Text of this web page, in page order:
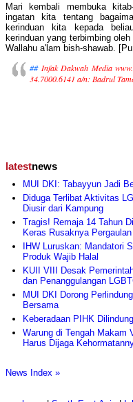
Mari kembali membuka
ingatan kita tentang
kerinduan kita kepada
kerinduan yang terbimbing
Wallahu a'lam bish-shawab.
## Infak Dakwah Media
34.7000.6141 a/n: Badrul
latestnews
MUI DKI: Tabayyun Jadi
Diduga Terlibat Aktivitas
Diusir dari Kampung
Tragis! Remaja 14 Tahun
Keras Rusaknya
IHW Luruskan: Mandatori
Produk Wajib Halal
KUII VIII Desak
dan Penanggulangan
MUI DKI Dorong
Bersama
Keberadaan PIHK
Warung di Tengah Makam
Harus Dijaga
News Index »